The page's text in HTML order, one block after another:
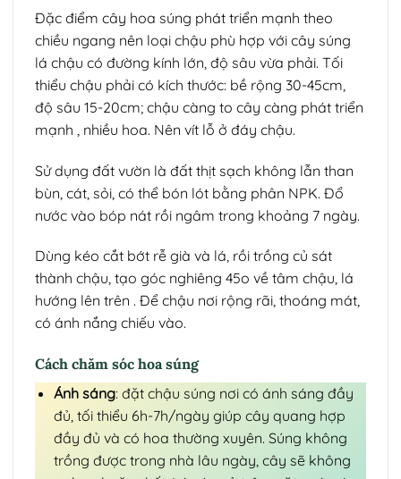
Đặc điểm cây hoa súng phát triển mạnh theo
chiều ngang nên loại chậu phù hợp với cây súng
lá chậu có đường kính lớn, độ sâu vừa phải. Tối
thiểu chậu phải có kích thước: bề rộng 30-45cm,
độ sâu 15-20cm; chậu càng to cây càng phát triển
mạnh , nhiều hoa. Nên vít lỗ ở đáy chậu.
Sử dụng đất vườn là đất thịt sạch không lẫn than
bùn, cát, sỏi, có thể bón lót bằng phân NPK. Đổ
nước vào bóp nát rồi ngâm trong khoảng 7 ngày.
Dùng kéo cắt bớt rễ già và lá, rồi trồng củ sát
thành chậu, tạo góc nghiêng 45o về tâm chậu, lá
hướng lên trên . Để chậu nơi rộng rãi, thoáng mát,
có ánh nắng chiếu vào.
Cách chăm sóc hoa súng
Ánh sáng: đặt chậu súng nơi có ánh sáng đầy
đủ, tối thiểu 6h-7h/ngày giúp cây quang hợp
đầy đủ và có hoa thường xuyên. Súng không
trồng được trong nhà lâu ngày, cây sẽ không